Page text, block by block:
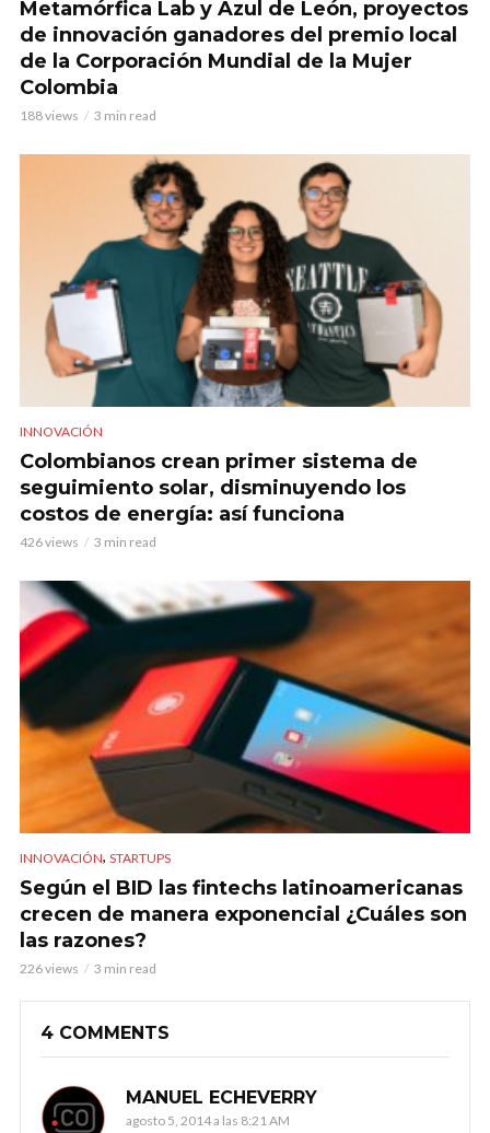
Metamórfica Lab y Azul de León, proyectos
de innovación ganadores del premio local
de la Corporación Mundial de la Mujer
Colombia
188 views 3 min read
INNOVACIÓN
Colombianos crean primer sistema de
seguimiento solar, disminuyendo los
costos de energía: así funciona
426 views 3 min read
INNOVACIÓN, STARTUPS
Según el BID las fintechs latinoamericanas
crecen de manera exponencial ¿Cuáles son
las razones?
226 views 3 min read
4 COMMENTS
MANUEL ECHEVERRY
agosto 5, 2014 a las 8:21 AM